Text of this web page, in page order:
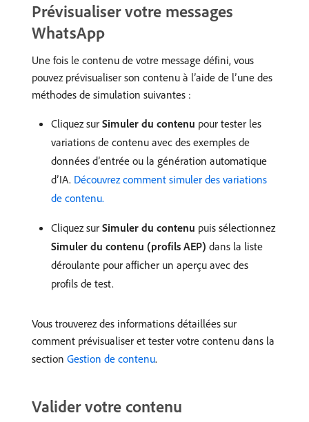
Prévisualiser votre messages
WhatsApp
Une fois le contenu de votre message défini, vous
pouvez prévisualiser son contenu à l’aide de l’une des
méthodes de simulation suivantes :
Cliquez sur Simuler du contenu pour tester les
variations de contenu avec des exemples de
données d’entrée ou la génération automatique
d’IA. Découvrez comment simuler des variations
de contenu.
Cliquez sur Simuler du contenu puis sélectionnez
Simuler du contenu (profils AEP) dans la liste
déroulante pour afficher un aperçu avec des
profils de test.
Vous trouverez des informations détaillées sur
comment prévisualiser et tester votre contenu dans la
section Gestion de contenu.
Valider votre contenu